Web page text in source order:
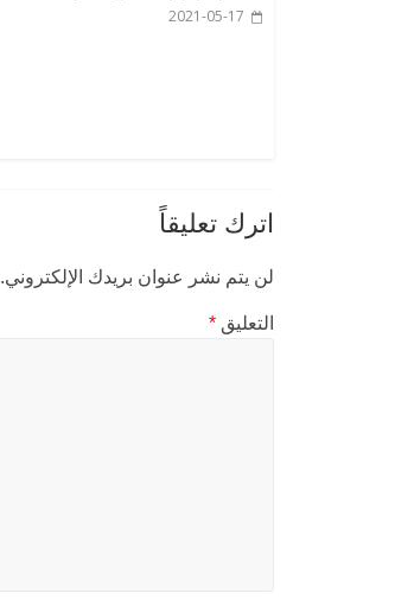
2021-05-17
اترك تعليقاً
لن يتم نشر عنوان بريدك الإلكتروني.
التعليق *